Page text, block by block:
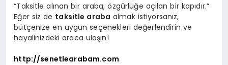
“Taksitle alınan bir araba, özgürlüğe açılan bir kapıdır.”
Eğer siz de taksitle araba almak istiyorsanız,
bütçenize en uygun seçenekleri değerlendirin ve
hayalinizdeki araca ulaşın!
http://senetlearabam.com